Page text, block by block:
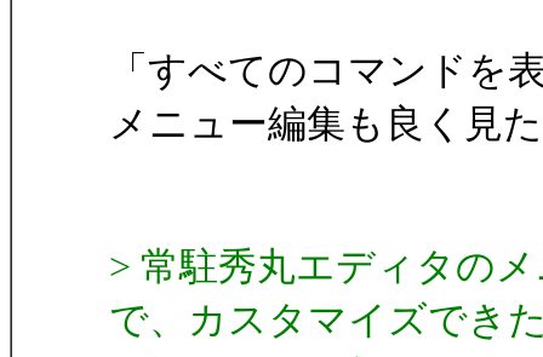
「すべてのコマンドを
メニュー編集も良く見
> 常駐秀丸エディタの
で、カスタマイズでき